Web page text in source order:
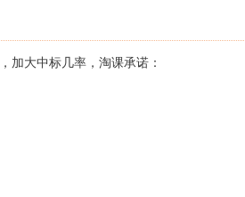
加大中标几率，淘课承诺：